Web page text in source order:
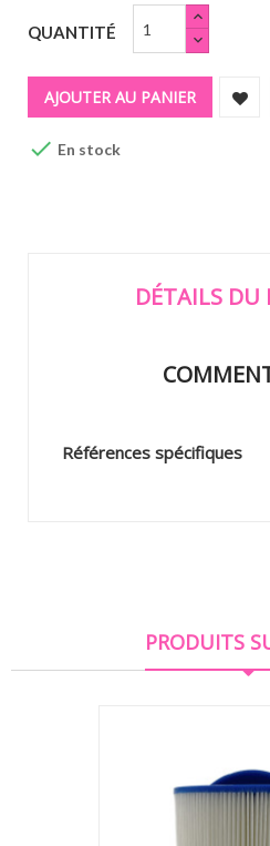
QUANTITÉ
AJOUTER AU PANIER
 En stock
DÉTAILS DU
Références spécifiques
PRODUITS